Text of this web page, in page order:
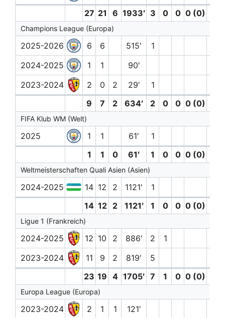
27 21 6 1933′ 3 0 0 0 (0)
Champions League (Europa)
2025-2026 6 6 515′
1
2024-2025
1 1
90′
2023-2024
2 0 2 29′
1
9
7 2 634′ 2 0 0 0 (0)
FIFA Klub WM (Welt)
2025 1 1 61′
1
1
1 0 61′ 1 0 0 0 (0)
Weltmeisterschaften Quali Asien (Asien)
2024-2025 14 12 2 1121′
1
14 12 2 1121′ 1 0 0 0 (0)
Ligue 1 (Frankreich)
2024-2025 12 10 2 886′ 2
1
2023-2024
11 9 2 819′
5
23 19 4 1705′ 7 1 0 0 (0)
Europa League (Europa)
2023-2024 2 1 1
121′